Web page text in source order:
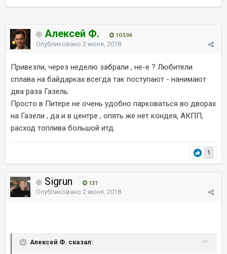
Алексей Ф. 10 594
Опубликовано 2 июня, 2018
Привезли, через неделю забрали , не-е ? Любители
сплава на байдарках всегда так поступают - нанимают
два раза Газель.
Просто в Питере не очень удобно парковаться во дворах
на Газели , да и в центре , опять же нет кондея, АКПП,
расход топлива большой итд.
1
Sigrun 131
Опубликовано 2 июня, 2018
Алексей Ф. сказал: